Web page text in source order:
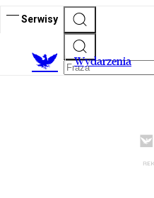
Serwisy
Wydarzenia